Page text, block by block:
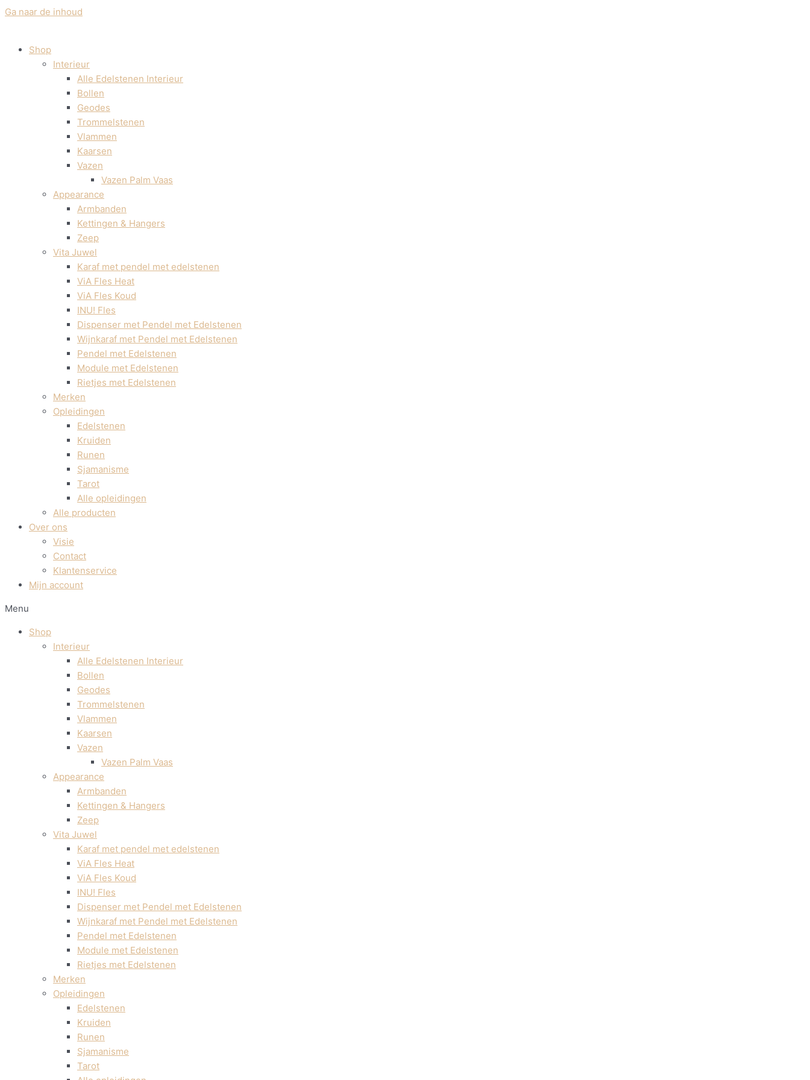
Ga naar de inhoud
Shop
Interieur
Alle Edelstenen Interieur
Bollen
Geodes
Trommelstenen
Vlammen
Kaarsen
Vazen
Vazen Palm Vaas
Appearance
Armbanden
Kettingen & Hangers
Zeep
Vita Juwel
Karaf met pendel met edelstenen
ViA Fles Heat
ViA Fles Koud
INU! Fles
Dispenser met Pendel met Edelstenen
Wijnkaraf met Pendel met Edelstenen
Pendel met Edelstenen
Module met Edelstenen
Rietjes met Edelstenen
Merken
Opleidingen
Edelstenen
Kruiden
Runen
Sjamanisme
Tarot
Alle opleidingen
Alle producten
Over ons
Visie
Contact
Klantenservice
Mijn account
Menu
Shop
Interieur
Alle Edelstenen Interieur
Bollen
Geodes
Trommelstenen
Vlammen
Kaarsen
Vazen
Vazen Palm Vaas
Appearance
Armbanden
Kettingen & Hangers
Zeep
Vita Juwel
Karaf met pendel met edelstenen
ViA Fles Heat
ViA Fles Koud
INU! Fles
Dispenser met Pendel met Edelstenen
Wijnkaraf met Pendel met Edelstenen
Pendel met Edelstenen
Module met Edelstenen
Rietjes met Edelstenen
Merken
Opleidingen
Edelstenen
Kruiden
Runen
Sjamanisme
Tarot